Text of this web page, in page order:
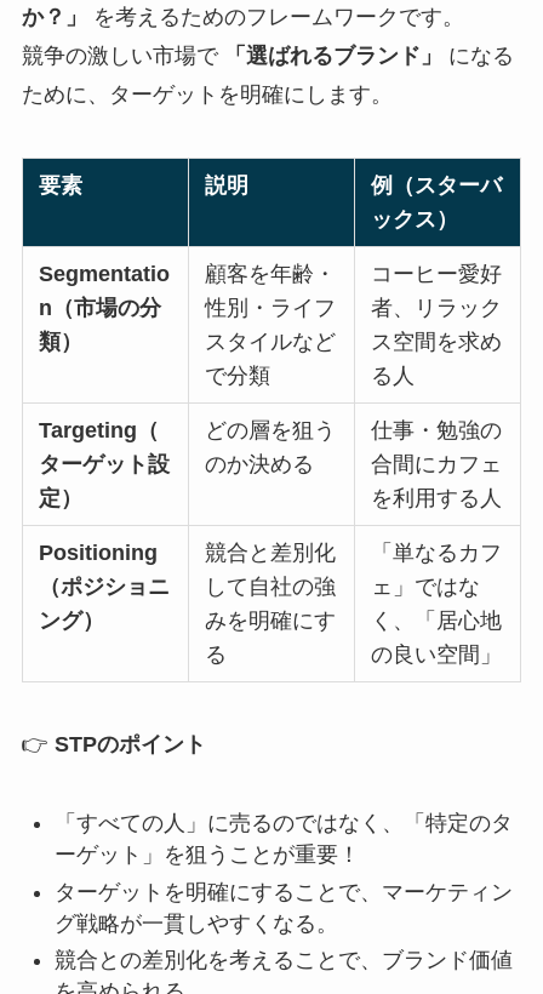
か？」
を考えるためのフレームワークです。
競争の激しい市場で
「選ばれるブランド」
になる
ために、ターゲットを明確にします。
要素 説明
例（スターバ
ックス）
Segmentatio
n（市場の分
類）
顧客を年齢・
性別・ライフ
スタイルなど
で分類
コーヒー愛好
者、リラック
ス空間を求め
る人
Targeting（
ターゲット設
定）
どの層を狙う
のか決める
仕事・勉強の
合間にカフェ
を利用する人
Positioning
（ポジショニ
ング）
競合と差別化
して自社の強
みを明確にす
る
「単なるカフ
ェ」ではな
く、「居心地
の良い空間」
👉 STPのポイント
「すべての人」に売るのではなく、「特定のタ
ーゲット」を狙うことが重要！
ターゲットを明確にすることで、マーケティン
グ戦略が一貫しやすくなる。
競合との差別化を考えることで、ブランド価値